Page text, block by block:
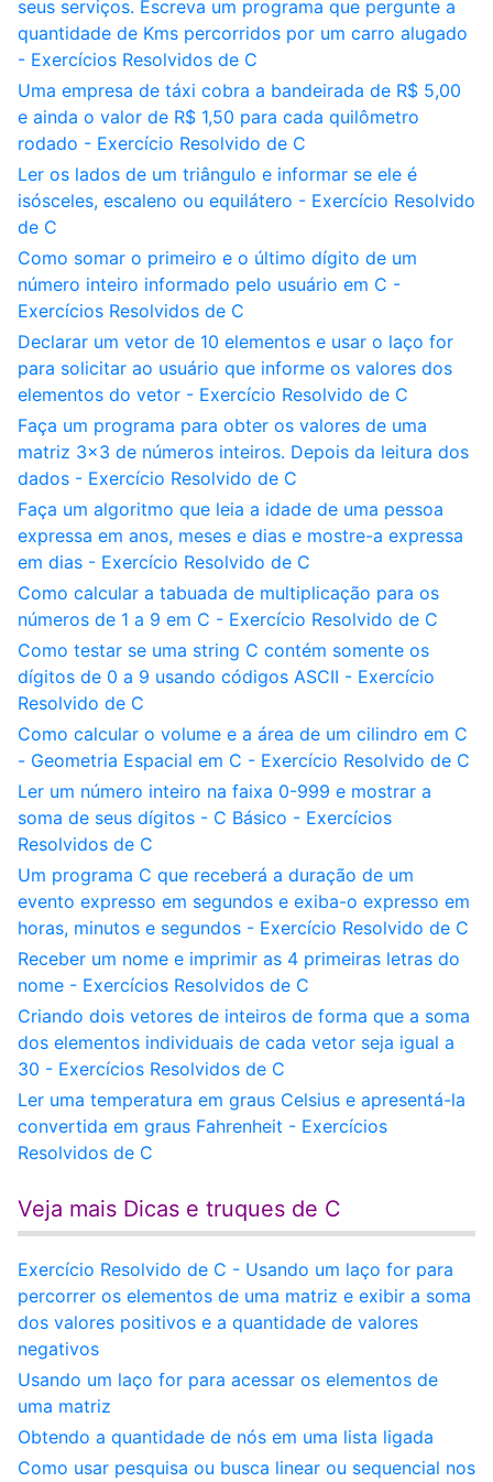
seus serviços. Escreva um programa que pergunte a
quantidade de Kms percorridos por um carro alugado
- Exercícios Resolvidos de C
Uma empresa de táxi cobra a bandeirada de R$ 5,00
e ainda o valor de R$ 1,50 para cada quilômetro
rodado - Exercício Resolvido de C
Ler os lados de um triângulo e informar se ele é
isósceles, escaleno ou equilátero - Exercício Resolvido
de C
Como somar o primeiro e o último dígito de um
número inteiro informado pelo usuário em C -
Exercícios Resolvidos de C
Declarar um vetor de 10 elementos e usar o laço for
para solicitar ao usuário que informe os valores dos
elementos do vetor - Exercício Resolvido de C
Faça um programa para obter os valores de uma
matriz 3x3 de números inteiros. Depois da leitura dos
dados - Exercício Resolvido de C
Faça um algoritmo que leia a idade de uma pessoa
expressa em anos, meses e dias e mostre-a expressa
em dias - Exercício Resolvido de C
Como calcular a tabuada de multiplicação para os
números de 1 a 9 em C - Exercício Resolvido de C
Como testar se uma string C contém somente os
dígitos de 0 a 9 usando códigos ASCII - Exercício
Resolvido de C
Como calcular o volume e a área de um cilindro em C
- Geometria Espacial em C - Exercício Resolvido de C
Ler um número inteiro na faixa 0-999 e mostrar a
soma de seus dígitos - C Básico - Exercícios
Resolvidos de C
Um programa C que receberá a duração de um
evento expresso em segundos e exiba-o expresso em
horas, minutos e segundos - Exercício Resolvido de C
Receber um nome e imprimir as 4 primeiras letras do
nome - Exercícios Resolvidos de C
Criando dois vetores de inteiros de forma que a soma
dos elementos individuais de cada vetor seja igual a
30 - Exercícios Resolvidos de C
Ler uma temperatura em graus Celsius e apresentá-la
convertida em graus Fahrenheit - Exercícios
Resolvidos de C
Veja mais Dicas e truques de C
Exercício Resolvido de C - Usando um laço for para
percorrer os elementos de uma matriz e exibir a soma
dos valores positivos e a quantidade de valores
negativos
Usando um laço for para acessar os elementos de
uma matriz
Obtendo a quantidade de nós em uma lista ligada
Como usar pesquisa ou busca linear ou sequencial nos